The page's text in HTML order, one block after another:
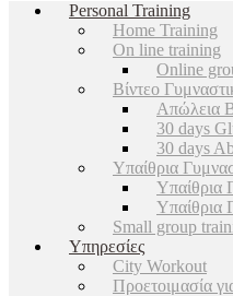
Personal Training
Home Training
On line training
Online
Βίντεο
Απώλεια
30 days
30 days
Υπαίθρια
Υπαίθρια
Υπαίθρια
Small group
Υπηρεσίες
City Workout
Προετοιμασία